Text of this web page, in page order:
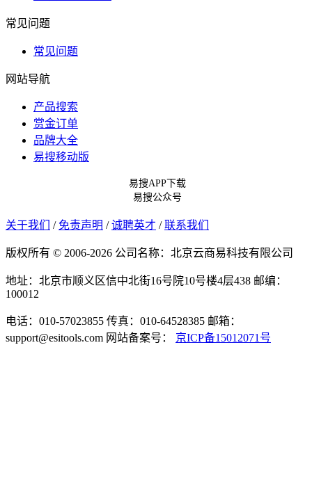
常见问题
常见问题
网站导航
产品搜索
赏金订单
品牌大全
易搜移动版
易搜APP下载
易搜公众号
关于我们 / 免责声明 / 诚聘英才 / 联系我们
版权所有 © 2006-2026 公司名称：北京云商易科技有限公司
地址：北京市顺义区信中北街16号院10号楼4层438 邮编：
100012
电话：010-57023855 传真：010-64528385 邮箱：
support@esitools.com 网站备案号： 京ICP备15012071号